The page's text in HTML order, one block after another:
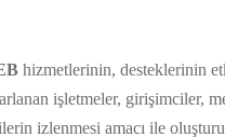
hizmetlerinin, desteklerinin
işletmeler, girişimciler,
izlenmesi amacı ile